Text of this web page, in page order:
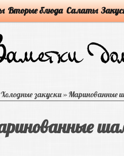
Вторые блюда Салаты
Холодные закуски»Маринованные